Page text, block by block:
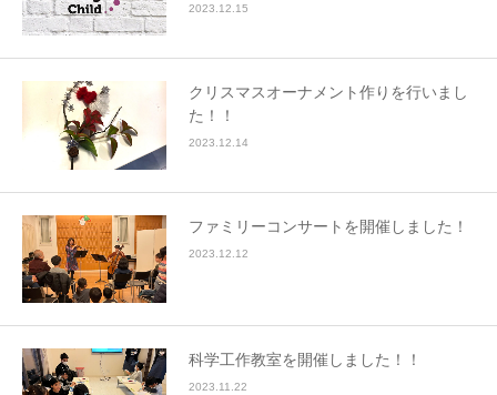
2023.12.15
クリスマスオーナメント作りを行いまし
た！！
2023.12.14
ファミリーコンサートを開催しました！
2023.12.12
科学工作教室を開催しました！！
2023.11.22